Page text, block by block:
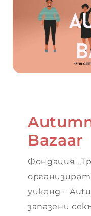
Bazaar
Фондация
уикенд –
запазени